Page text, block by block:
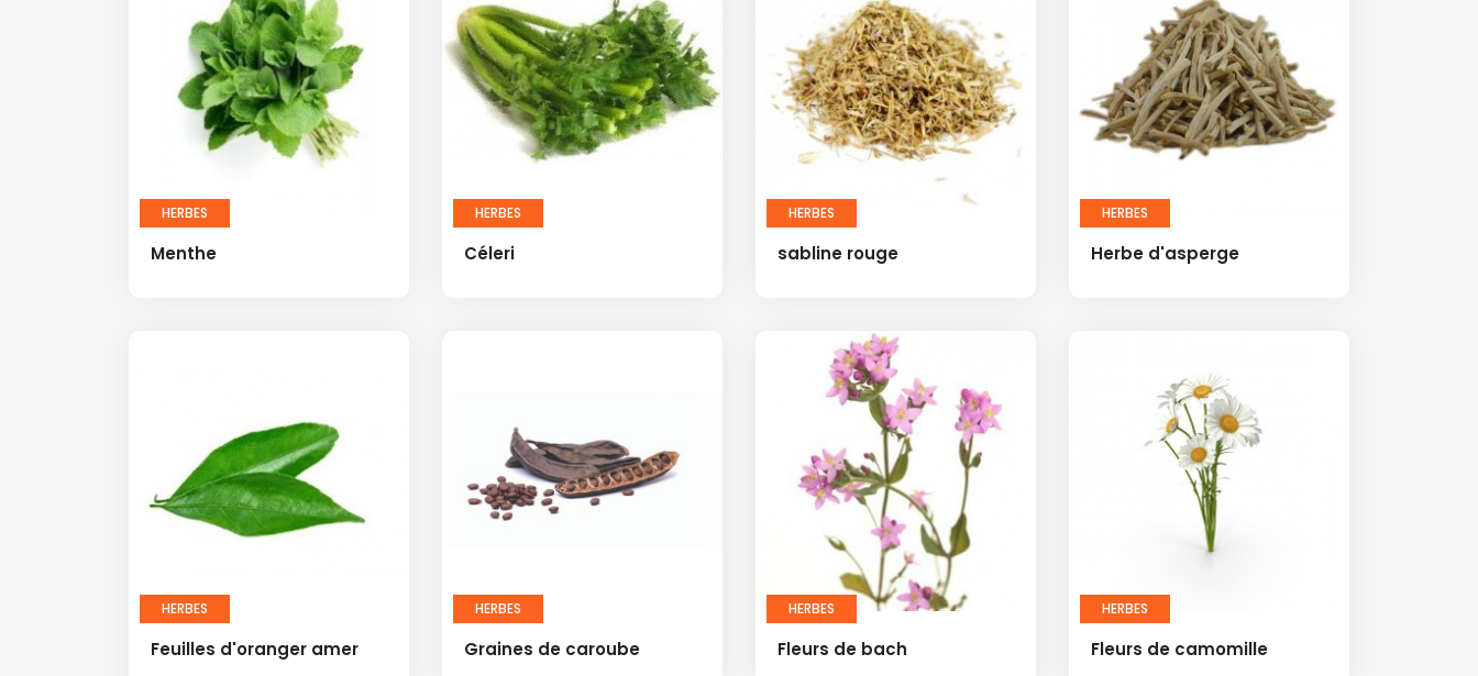
HERBES
Menthe
HERBES
Céleri
HERBES
sabline rouge
HERBES
Herbe d'asperge
HERBES
Feuilles d'oranger amer
HERBES
Graines de caroube
HERBES
Fleurs de bach
HERBES
Fleurs de camomille